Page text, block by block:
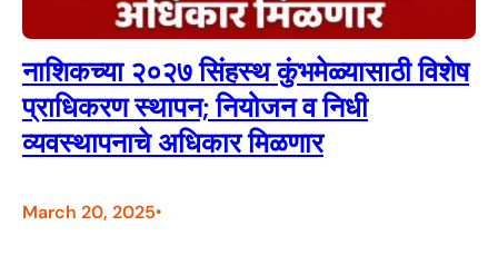
नाशिकच्या २०२७ सिंहस्थ कुंभमेळ्यासाठी विशेष
प्राधिकरण स्थापन; नियोजन व निधी
व्यवस्थापनाचे अधिकार मिळणार
March 20, 2025•